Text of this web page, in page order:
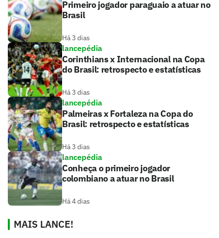
Primeiro jogador paraguaio a atuar no
Brasil
Há 3 dias
lancepédia
Corinthians x Internacional na Copa
do Brasil: retrospecto e estatísticas
Há 3 dias
lancepédia
Palmeiras x Fortaleza na Copa do
Brasil: retrospecto e estatísticas
Há 3 dias
lancepédia
Conheça o primeiro jogador
colombiano a atuar no Brasil
Há 4 dias
MAIS LANCE!